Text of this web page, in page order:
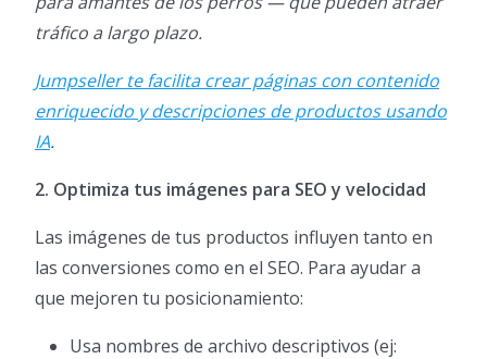
tráfico a largo plazo.
Jumpseller te facilita crear páginas con contenido
enriquecido y descripciones de productos usando
IA.
2. Optimiza tus imágenes para SEO y velocidad
Las imágenes de tus productos influyen tanto en
las conversiones como en el SEO. Para ayudar a
que mejoren tu posicionamiento:
Usa nombres de archivo descriptivos (ej: